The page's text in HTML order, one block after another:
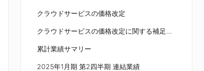
クラウドサービスの価格改定
クラウドサービスの価格改定に関する補足事項
累計業績サマリー
2025年1月期 第2四半期 連結業績